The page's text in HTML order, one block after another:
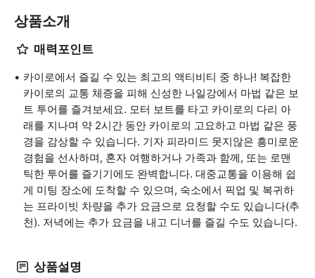
상품소개
매력포인트
카이로에서 즐길 수 있는 최고의 액티비티 중 하나! 복잡한
카이로의 교통 체증을 피해 신성한 나일강에서 마법 같은 보
트 투어를 즐겨보세요. 모터 보트를 타고 카이로의 다리 아
래를 지나며 약 2시간 동안 카이로의 고요하고 마법 같은 풍
경을 감상할 수 있습니다. 기자 피라미드 못지않은 흥미로운
경험을 선사하며, 혼자 여행하거나 가족과 함께, 또는 로맨
틱한 투어를 즐기기에도 완벽합니다. 대중교통을 이용해 쉽
게 미팅 장소에 도착할 수 있으며, 숙소에서 픽업 및 복귀하
는 프라이빗 차량을 추가 요금으로 요청할 수도 있습니다(추
천). 저녁에는 추가 요금을 내고 디너를 즐길 수도 있습니다.
상품설명